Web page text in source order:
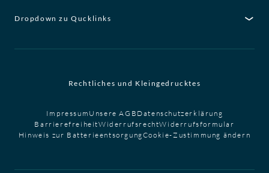
Dropdown zu Qucklinks
Rechtliches und Kleingedrucktes
Impressum Unsere AGB Datenschutzerklärung
BarrierefreiheitWiderrufsrechtWiderrufsformular
Hinweis zur BatterieentsorgungCookie-Zustimmung ändern